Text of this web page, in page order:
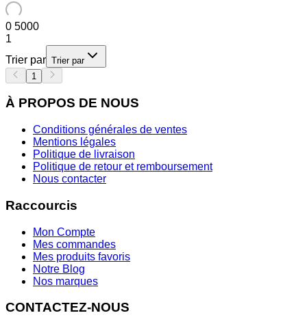
0 5000
1
Trier par Trier par
1
À PROPOS DE NOUS
Conditions générales de ventes
Mentions légales
Politique de livraison
Politique de retour et remboursement
Nous contacter
Raccourcis
Mon Compte
Mes commandes
Mes produits favoris
Notre Blog
Nos marques
CONTACTEZ-NOUS